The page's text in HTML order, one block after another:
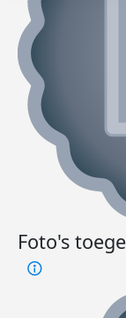
Foto's